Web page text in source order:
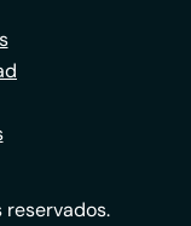
reservados.